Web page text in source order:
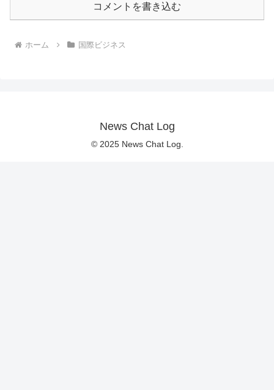
コメントを書き込む
ホーム 国際ビジネス
News Chat Log
© 2025 News Chat Log.